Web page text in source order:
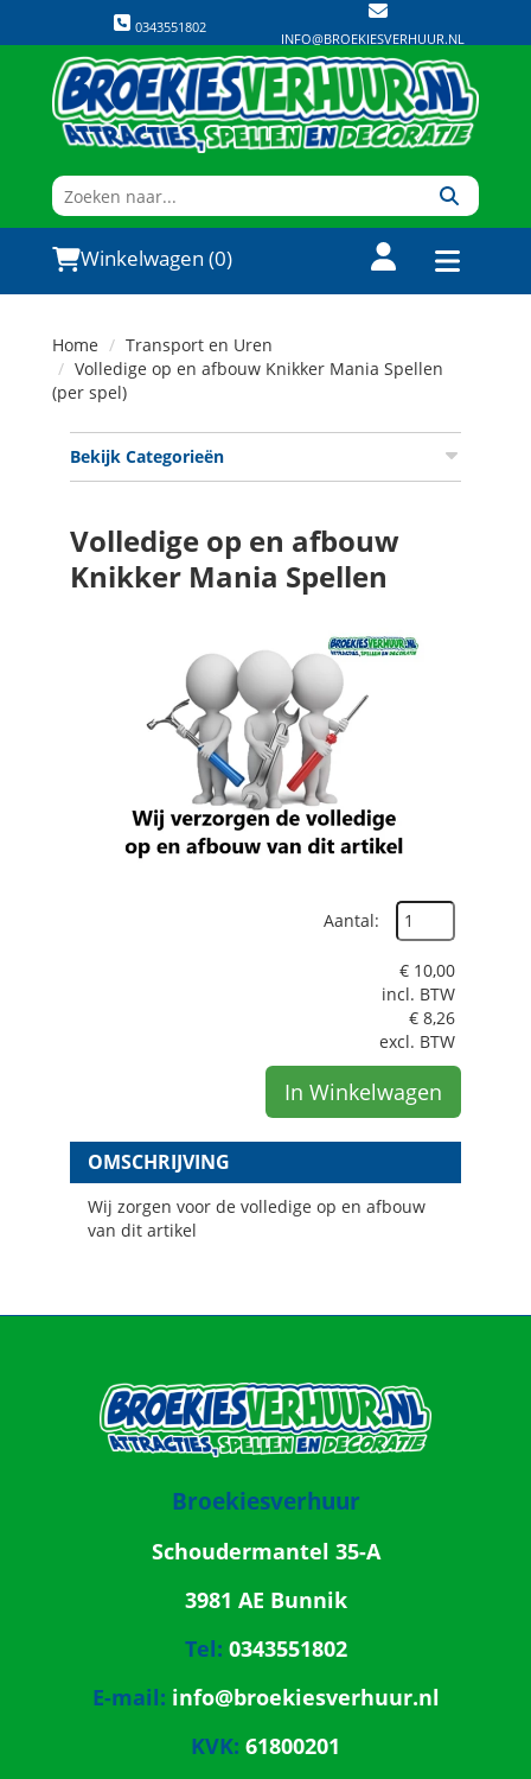
0343551802
INFO@BROEKIESVERHUUR.NL
Winkelwagen (0)
Home
Transport en Uren
Volledige op en afbouw Knikker Mania Spellen
(per spel)
Bekijk Categorieën
Volledige op en afbouw
Knikker Mania Spellen
Aantal:
€ 10,00
incl. BTW
€ 8,26
excl. BTW
In Winkelwagen
OMSCHRIJVING
Wij zorgen voor de volledige op en afbouw
van dit artikel
Broekiesverhuur
Schoudermantel 35-A
3981 AE Bunnik
Tel: 0343551802
E-mail: info@broekiesverhuur.nl
KVK: 61800201